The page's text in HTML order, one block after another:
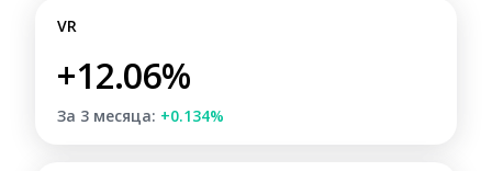
VR
+12.06%
За 3 месяца: +0.134%